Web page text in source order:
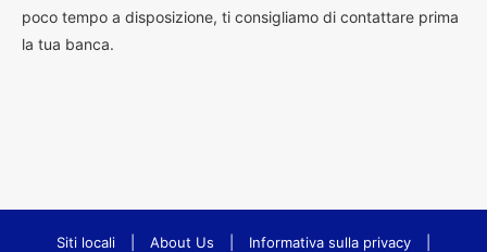
poco tempo a disposizione, ti consigliamo di contattare prima
la tua banca.
Siti locali About Us Informativa sulla privacy